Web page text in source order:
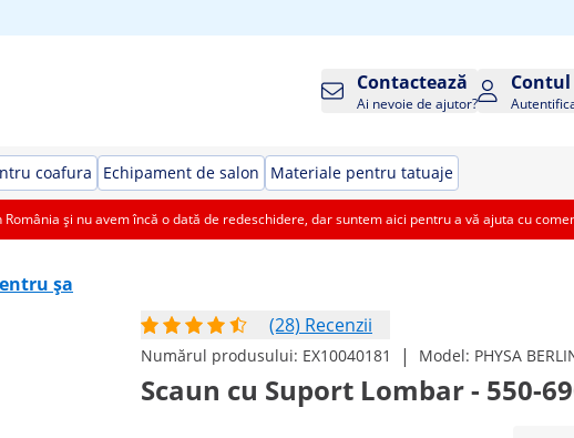
Contactează
Ai nevoie de ajutor?
coafura Echipament de salon Materiale pentru tatuaje
și nu avem încă o dată de redeschidere, dar suntem aici pentru a vă ajuta cu
șa
(28) Recenzii
Numărul produsului: EX10040181 | Model: PHYSA
Scaun cu Suport Lombar - 550-